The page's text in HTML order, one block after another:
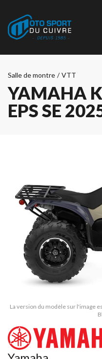
Salle de montre / VTT
YAMAHA
EPS SE
La version du modèle sur l'image